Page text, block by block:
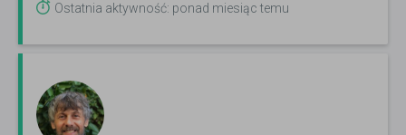
Ostatnia aktywność: ponad miesiąc temu